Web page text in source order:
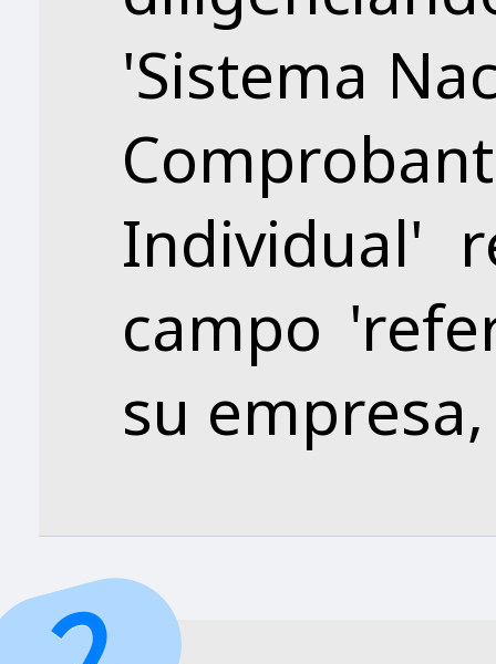
'Sistema
Individual'
campo
su empresa,